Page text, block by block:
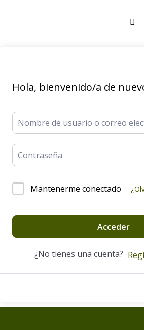
Hola, bienvenido/a de
Alternative:
Mantenerme conectado
Acceder
¿No tienes una cuenta?